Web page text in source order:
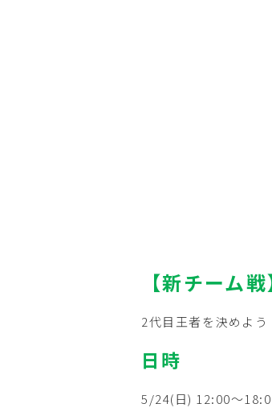
【新チーム
2代目王者を決めよう
日時
5/24(日) 12:00～